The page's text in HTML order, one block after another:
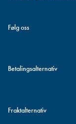
Følg oss
Betalingsalternativ
Fraktalternativ